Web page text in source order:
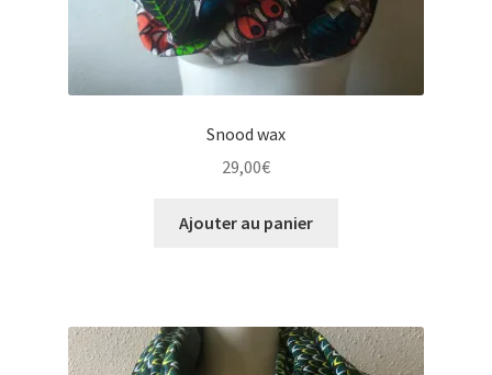
Snood wax
29,00€
Ajouter au panier